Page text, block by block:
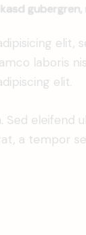
elit,
laboris
elit.
eleifend
a tempor